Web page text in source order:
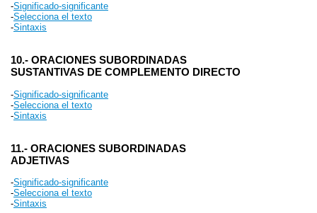
-Significado-significante
-Selecciona el texto
-Sintaxis
10.- ORACIONES SUBORDINADAS
SUSTANTIVAS DE COMPLEMENTO DIRECTO
-Significado-significante
-Selecciona el texto
-Sintaxis
11.- ORACIONES SUBORDINADAS
ADJETIVAS
-Significado-significante
-Selecciona el texto
-Sintaxis